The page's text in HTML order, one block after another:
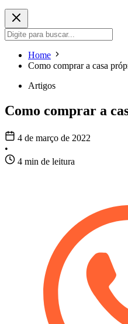
Home
Como comprar a casa
Artigos
Como comprar a
4 de março de 2022
•
4 min de leitura